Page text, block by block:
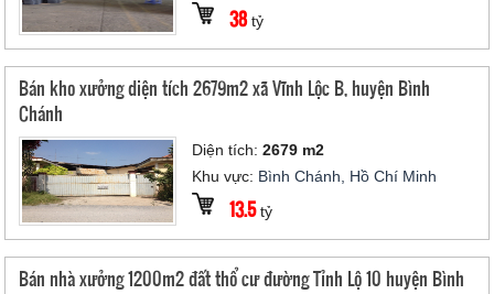
38tỷ
Bán kho xưởng diện tích 2679m2 xã Vĩnh Lộc B, huyện Bình
Chánh
Diện tích:2679 m2
Khu vực: Bình Chánh, Hồ Chí Minh
13.5tỷ
Bán nhà xưởng 1200m2 đất thổ cư đường Tỉnh Lộ 10 huyện Bình